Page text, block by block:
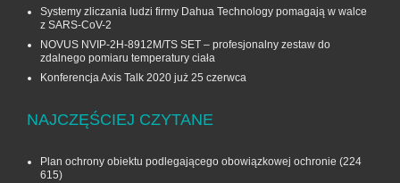
Systemy zliczania ludzi firmy Dahua Technology pomagają w walce
z SARS-CoV-2
NOVUS NVIP-2H-8912M/TS SET – profesjonalny zestaw do
zdalnego pomiaru temperatury ciała
Konferencja Axis Talk 2020 już 25 czerwca
NAJCZĘŚCIEJ CZYTANE
Plan ochrony obiektu podlegającego obowiązkowej ochronie (224
615)